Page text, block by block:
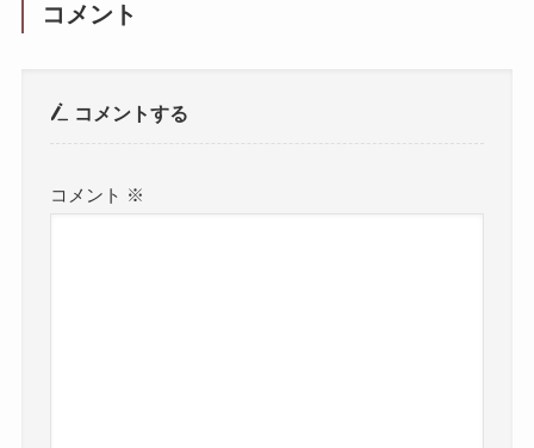
コメント
コメントする
コメント ※